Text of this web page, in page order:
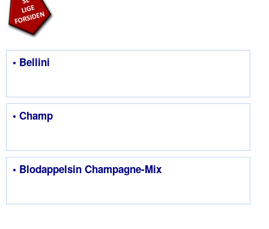
• Bellini
• Champ
• Blodappelsin Champagne-Mix